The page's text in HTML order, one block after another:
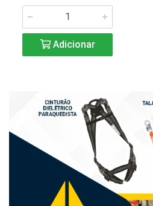
Adicionar